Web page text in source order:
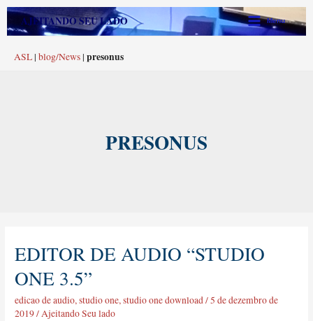
para
conteúdo
AJEITANDO SEU LADO
Main
Menu
ASL | blog/News | presonus
PRESONUS
EDITOR DE AUDIO “STUDIO
ONE 3.5”
edicao de audio,studio one,studio one download/5 de dezembro de
2019/Ajeitando Seu lado
editor
de
audio
“Studio
one